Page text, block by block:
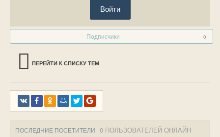
Войти
Подписчики 0
ПЕРЕЙТИ К СПИСКУ ТЕМ
ПОСЛЕДНИЕ ПОСЕТИТЕЛИ 0 ПОЛЬЗОВАТЕЛЕЙ ОНЛАЙН